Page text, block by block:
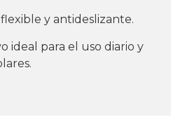
y antideslizante.
ideal para el uso diario y